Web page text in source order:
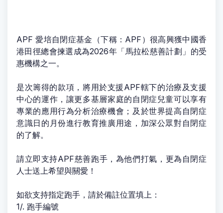
APF 愛培自閉症基金（下稱：APF）很高興獲中國香
港田徑總會揀選成為2026年「馬拉松慈善計劃」的受
惠機構之一。
是次籌得的款項，將用於支援APF轄下的治療及支援
中心的運作，讓更多基層家庭的自閉症兒童可以享有
專業的應用行為分析治療機會；及於世界提高自閉症
意識日的月份進行教育推廣用途，加深公眾對自閉症
的了解。
請立即支持APF慈善跑手，為他們打氣，更為自閉症
人士送上希望與關愛！
如欲支持指定跑手，請於備註位置填上：
1/. 跑手編號